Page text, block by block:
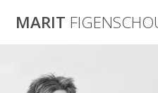
MARIT